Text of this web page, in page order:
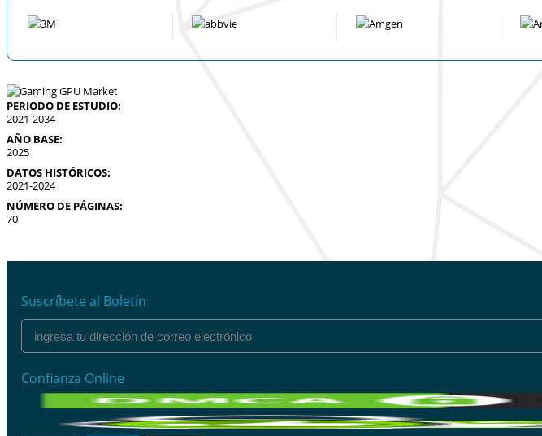
PERIODO DE ESTUDIO:
2021-2034
AÑO BASE:
2025
DATOS HISTÓRICOS:
2021-2024
NÚMERO DE PÁGINAS:
70
Suscríbete al Boletín
Confianza Online